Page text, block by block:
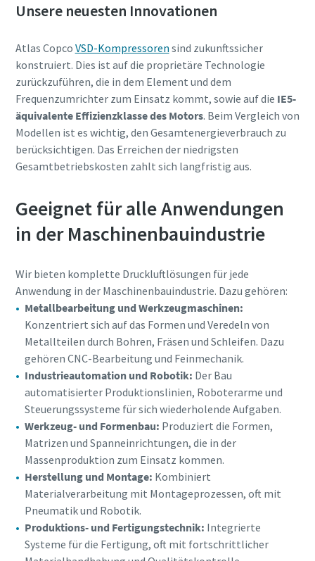
Unsere neuesten Innovationen
Atlas Copco VSD-Kompressoren sind zukunftssicher
konstruiert. Dies ist auf die proprietäre Technologie
zurückzuführen, die in dem Element und dem
Frequenzumrichter zum Einsatz kommt, sowie auf die IE5-
äquivalente Effizienzklasse des Motors. Beim Vergleich von
Modellen ist es wichtig, den Gesamtenergieverbrauch zu
berücksichtigen. Das Erreichen der niedrigsten
Gesamtbetriebskosten zahlt sich langfristig aus.
Geeignet für alle Anwendungen
in der Maschinenbauindustrie
Wir bieten komplette Druckluftlösungen für jede
Anwendung in der Maschinenbauindustrie. Dazu gehören:
Metallbearbeitung und Werkzeugmaschinen:
Konzentriert sich auf das Formen und Veredeln von
Metallteilen durch Bohren, Fräsen und Schleifen. Dazu
gehören CNC-Bearbeitung und Feinmechanik.
Industrieautomation und Robotik: Der Bau
automatisierter Produktionslinien, Roboterarme und
Steuerungssysteme für sich wiederholende Aufgaben.
Werkzeug- und Formenbau: Produziert die Formen,
Matrizen und Spanneinrichtungen, die in der
Massenproduktion zum Einsatz kommen.
Herstellung und Montage: Kombiniert
Materialverarbeitung mit Montageprozessen, oft mit
Pneumatik und Robotik.
Produktions- und Fertigungstechnik: Integrierte
Systeme für die Fertigung, oft mit fortschrittlicher